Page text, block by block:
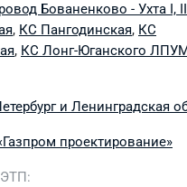
нужды КС
КС
КС «Лонг-
для нужд
ГППроект)
Бованенково - Ухта I, II
, КС Пангодинская, КС
, КС Лонг-Юганского
и Ленинградская
проектирование»